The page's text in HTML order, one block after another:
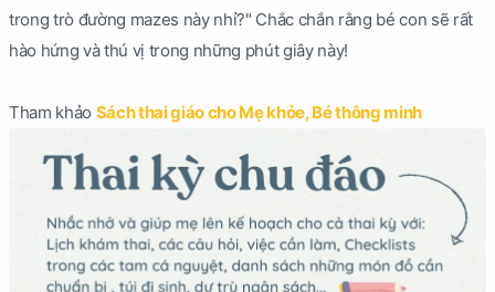
trong trò đường mazes này nhỉ?" Chắc chắn rằng bé con sẽ rất
hào hứng và thú vị trong những phút giây này!
Tham khảo Sách thai giáo cho Mẹ khỏe, Bé thông minh